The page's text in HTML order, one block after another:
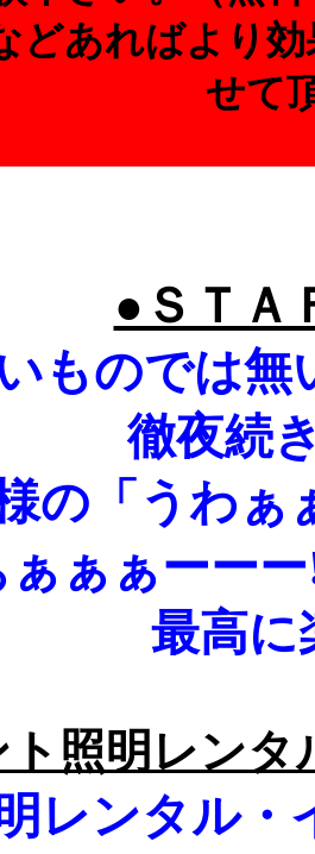
どあればより
せて
●ＳＴＡ
ものでは無
徹夜続
の「うわぁ
ぁぁぁーー
最高に
照明レン
レンタル・